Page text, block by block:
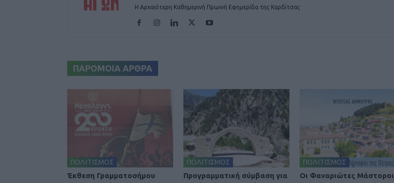
Η Αρχαιότερη Καθημερινή Πρωινή Εφημερίδα της Καρδίτσας
ΠΑΡΟΜΟΙΑ ΑΡΘΡΑ
ΠΟΛΙΤΙΣΜΟΣ
Έκθεση Γραμματοσήμου
ΠΟΛΙΤΙΣΜΟΣ
Προγραμματική σύμβαση για
ΠΟΛΙΤΙΣΜΟΣ
Οι Φαναριώτες Μάστοροι